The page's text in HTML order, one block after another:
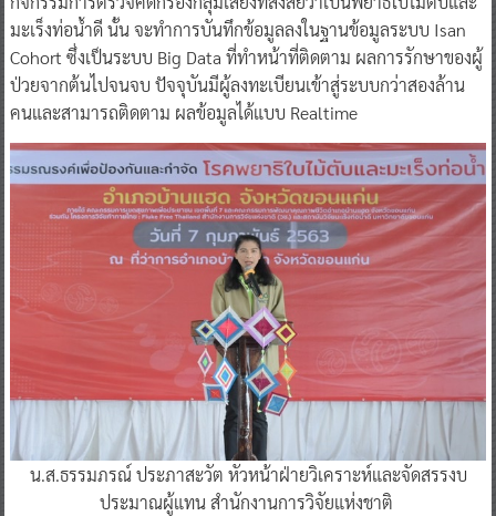
มะเร็งท่อน้ําดี นั้น จะทําการบันทึกข้อมูลลงในฐานข้อมูลระบบ Isan
Cohort ซึ่งเป็นระบบ Big Data ที่ทําหน้าที่ติดตาม ผลการรักษาของผู้
ป่วยจากต้นไปจนจบ ปัจจุบันมีผู้ลงทะเบียนเข้าสู่ระบบกว่าสองล้าน
คนและสามารถติดตาม ผลข้อมูลได้แบบ Realtime
น.ส.ธรรมภรณ์ ประภาสะวัต หัวหน้าฝ่ายวิเคราะห์และจัดสรรงบ
ประมาณผู้แทน สำนักงานการวิจัยแห่งชาติ